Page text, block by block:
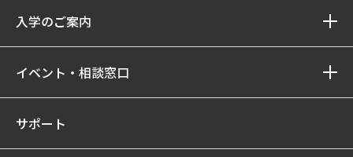
入学のご案内
イベント・相談窓口
サポート